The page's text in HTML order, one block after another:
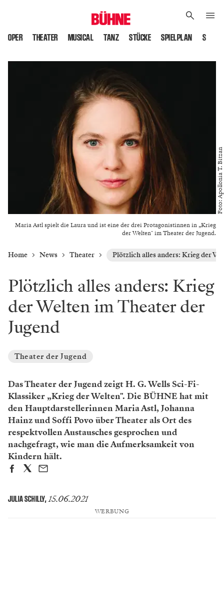
OPER THEATER MUSICAL TANZ STÜCKE SPIELPLAN
Maria Astl spielt die Laura und ist eine der drei Protagonistinnen in „Krieg
der Welten" im Theater der Jugend.
Foto: Apollonia T. Bitzan
Home News Theater Plötzlich alles anders: Krieg der
Plötzlich alles anders: Krieg
der Welten im Theater der
Jugend
Theater der Jugend
Das Theater der Jugend zeigt H. G. Wells Sci-Fi-
Klassiker „Krieg der Welten". Die BÜHNE hat mit
den Hauptdarstellerinnen Maria Astl, Johanna
Hainz und Soffi Povo über Theater als Ort des
respektvollen Austausches gesprochen und
nachgefragt, wie man die Aufmerksamkeit von
Kindern hält.
JULIA SCHILLY, 15.06.2021
WERBUNG